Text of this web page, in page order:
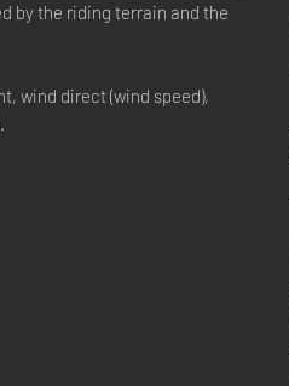
by the riding terrain and the
wind direct (wind speed),